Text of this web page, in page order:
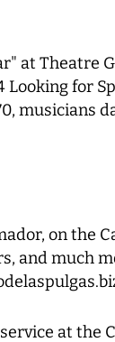
at Theatre
for
musicians
on the
and much
at the